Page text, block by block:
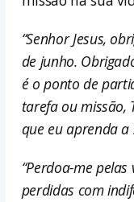
“Senhor Jesus,
de junho.
é o ponto de
tarefa ou missão,
que eu aprenda a
“Perdoa-me
perdidas com